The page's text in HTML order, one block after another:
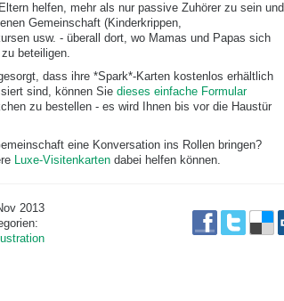
helfen, mehr als nur passive Zuhörer zu sein und
Gemeinschaft (Kinderkrippen,
usw. - überall dort, wo Mamas und Papas sich
beteiligen.
dass ihre *Spark*-Karten kostenlos erhältlich
sind, können Sie dieses einfache Formular
zu bestellen - es wird Ihnen bis vor die Haustür
eine Konversation ins Rollen bringen?
Luxe-Visitenkarten dabei helfen können.
2013